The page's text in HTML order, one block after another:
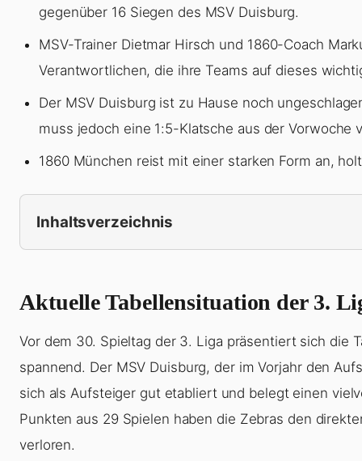
gegenüber 16 Siegen des MSV Duisburg.
MSV-Trainer Dietmar Hirsch und 1860-Coach
Verantwortlichen, die ihre Teams auf dieses
Der MSV Duisburg ist zu Hause noch
muss jedoch eine 1:5-Klatsche aus der Vorwoche
1860 München reist mit einer starken Form an,
Inhaltsverzeichnis
Aktuelle Tabellensituation der 3.
Vor dem 30. Spieltag der 3. Liga präsentiert sich die
spannend. Der MSV Duisburg, der im Vorjahr den
sich als Aufsteiger gut etabliert und belegt einen
Punkten aus 29 Spielen haben die Zebras den
verloren.